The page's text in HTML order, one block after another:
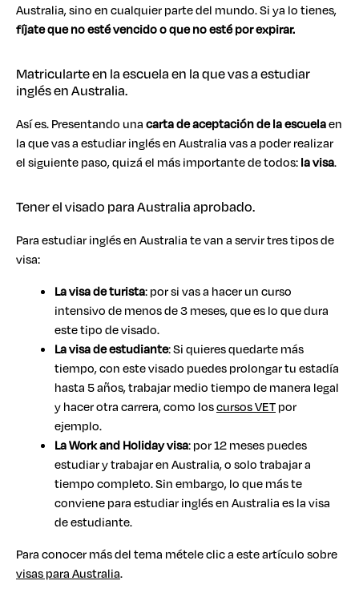
Australia, sino en cualquier parte del mundo. Si ya lo tienes,
fíjate que no esté vencido o que no esté por expirar.
Matricularte en la escuela en la que vas a estudiar
inglés en Australia.
Así es. Presentando unacarta de aceptación de la escuelaen
la que vas a estudiar inglés en Australia vas a poder realizar
el siguiente paso, quizá el más importante de todos:la visa.
Tener el visado para Australia aprobado.
Para estudiar inglés en Australia te van a servir tres tipos de
visa:
La visa de turista: por si vas a hacer un curso
intensivo de menos de 3 meses, que es lo que dura
este tipo de visado.
La visa de estudiante: Si quieres quedarte más
tiempo, con este visado puedes prolongar tu estadía
hasta 5 años, trabajar medio tiempo de manera legal
y hacer otra carrera, como loscursos VETpor
ejemplo.
La Work and Holiday visa: por 12 meses puedes
estudiar y trabajar en Australia, o solo trabajar a
tiempo completo. Sin embargo, lo que más te
conviene para estudiar inglés en Australia es la visa
de estudiante.
Para conocer más del tema métele clic a este artículo sobre
visas para Australia.